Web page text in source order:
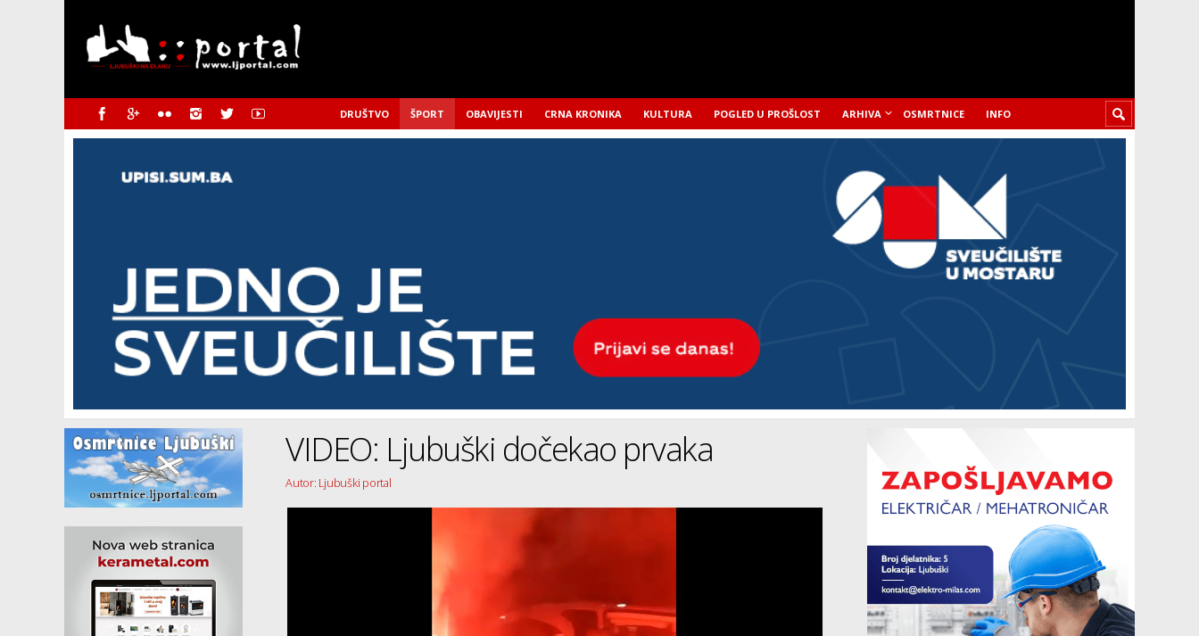
DRUŠTVO ŠPORT OBAVIJESTI CRNA KRONIKA KULTURA POGLED U PROŠLOST ARHIVA OSMRTNICE INFO
VIDEO: Ljubuški dočekao prvaka
Autor: Ljubuški portal